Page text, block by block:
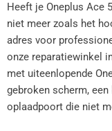
Heeft je Oneplus Ace
niet meer zoals het
adres voor
onze reparatiewinkel
met uiteenlopende
gebroken scherm,
oplaadpoort die niet